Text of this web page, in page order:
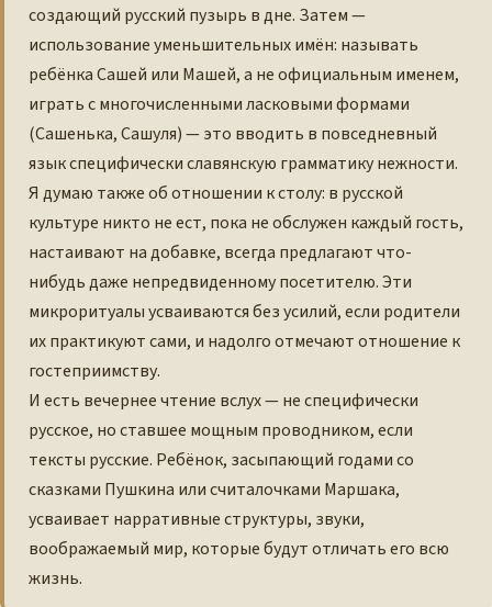
создающий русский пузырь в дне. Затем —
использование уменьшительных имён: называть
ребёнка Сашей или Машей, а не официальным именем,
играть с многочисленными ласковыми формами
(Сашенька, Сашуля) — это вводить в повседневный
язык специфически славянскую грамматику нежности.
Я думаю также об отношении к столу: в русской
культуре никто не ест, пока не обслужен каждый гость,
настаивают на добавке, всегда предлагают что-
нибудь даже непредвиденному посетителю. Эти
микроритуалы усваиваются без усилий, если родители
их практикуют сами, и надолго отмечают отношение к
гостеприимству.
И есть вечернее чтение вслух — не специфически
русское, но ставшее мощным проводником, если
тексты русские. Ребёнок, засыпающий годами со
сказками Пушкина или считалочками Маршака,
усваивает нарративные структуры, звуки,
воображаемый мир, которые будут отличать его всю
жизнь.